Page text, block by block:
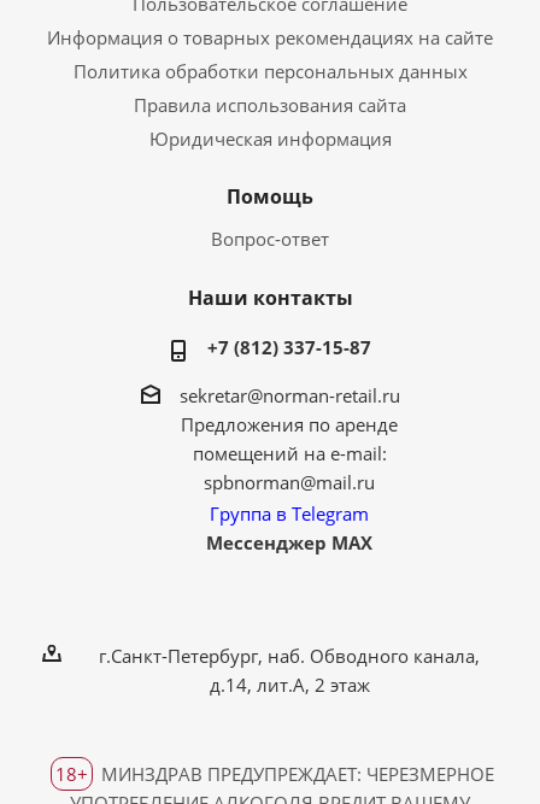
Информация о товарных рекомендациях на сайте
Политика обработки персональных данных
Правила использования сайта
Юридическая информация
Помощь
Вопрос-ответ
Наши контакты
+7 (812) 337-15-87
sekretar@norman-retail.ru
Предложения по аренде
помещений на e-mail:
spbnorman@mail.ru
Группа в Telegram
Мессенджер MAX
г.Санкт-Петербург, наб. Обводного канала,
д.14, лит.А, 2 этаж
18+
МИНЗДРАВ ПРЕДУПРЕЖДАЕТ: ЧЕРЕЗМЕРНОЕ